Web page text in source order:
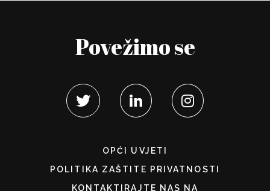
Povežimo se
OPĆI UVJETI
POLITIKA ZAŠTITE PRIVATNOSTI
KONTAKTIRAJTE NAS NA